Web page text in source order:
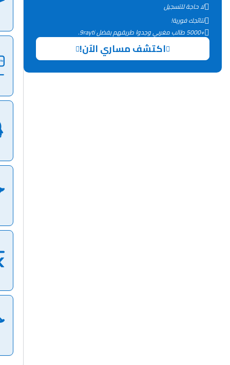
لا حاجة للتسجيل
نتائجك فورية!
+5000 طالب مغربي وجدوا طريقهم بفضل 9rayti.
اكتشف مساري الآن!